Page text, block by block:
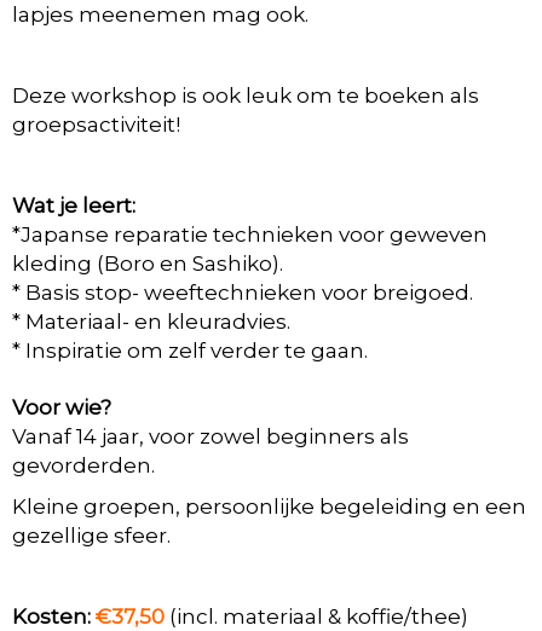
lapjes meenemen mag ook.
Deze workshop is ook leuk om te boeken als
groepsactiviteit!
Wat je leert:
*Japanse reparatie technieken voor geweven
kleding (Boro en Sashiko).
* Basis stop- weeftechnieken voor breigoed.
* Materiaal- en kleuradvies.
* Inspiratie om zelf verder te gaan.
Voor wie?
Vanaf 14 jaar, voor zowel beginners als
gevorderden.
Kleine groepen, persoonlijke begeleiding en een
gezellige sfeer.
Kosten: €37,50 (incl. materiaal & koffie/thee)